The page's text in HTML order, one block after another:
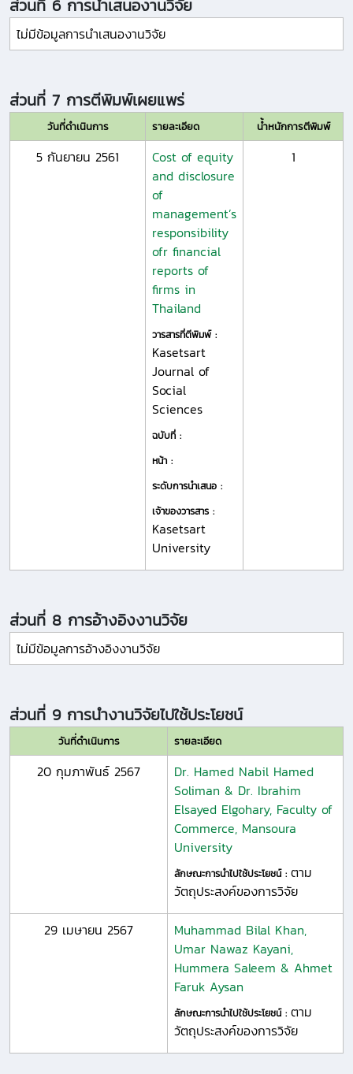
ส่วนที่ 6 การนำเสนองานวิจัย
ไม่มีข้อมูลการนำเสนองานวิจัย
ส่วนที่ 7 การตีพิมพ์เผยแพร่
วันที่ดำเนินการ รายละเอียด น้ำหนักการตีพิมพ์
5 กันยายน 2561
Cost of equity
and disclosure
of
management’s
responsibility
ofr financial
reports of
firms in
Thailand
วารสารที่ตีพิมพ์ :
Kasetsart
Journal of
Social
Sciences
ฉบับที่ :
หน้า :
ระดับการนำเสนอ :
เจ้าของวารสาร :
Kasetsart
University
1
ส่วนที่ 8 การอ้างอิงงานวิจัย
ไม่มีข้อมูลการอ้างอิงงานวิจัย
ส่วนที่ 9 การนำงานวิจัยไปใช้ประโยชน์
วันที่ดำเนินการ รายละเอียด
20 กุมภาพันธ์ 2567
Dr. Hamed Nabil Hamed
Soliman & Dr. Ibrahim
Elsayed Elgohary, Faculty of
Commerce, Mansoura
University
ลักษณะการนำไปใช้ประโยชน์ : ตาม
วัตถุประสงค์ของการวิจัย
29 เมษายน 2567
Muhammad Bilal Khan,
Umar Nawaz Kayani,
Hummera Saleem & Ahmet
Faruk Aysan
ลักษณะการนำไปใช้ประโยชน์ : ตาม
วัตถุประสงค์ของการวิจัย